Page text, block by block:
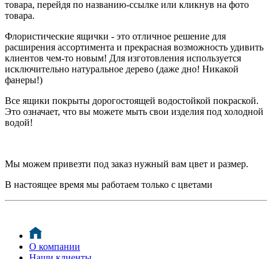
товара, перейдя по названию-ссылке или кликнув на фото
товара.
Флористические ящички - это отличное решение для
расширения ассортимента и прекрасная возможность удивить
клиентов чем-то новым! Для изготовления используется
исключительно натуральное дерево (даже дно! Никакой
фанеры!)
Все ящики покрыты дорогостоящей водостойкой покраской.
Это означает, что вы можете мыть свои изделия под холодной
водой!
Мы можем привезти под заказ нужный вам цвет и размер.
В настоящее время мы работаем только с цветами
О компании